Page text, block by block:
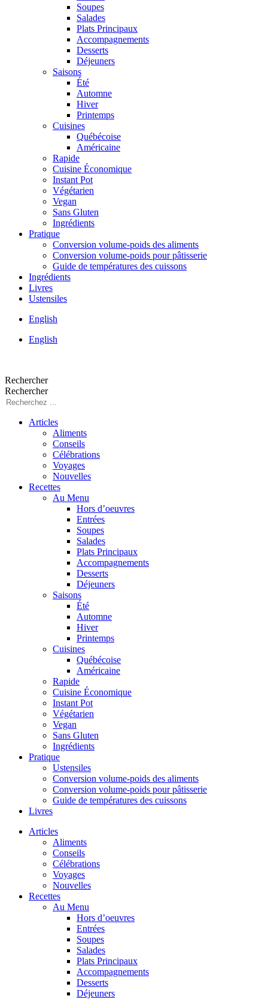
Soupes
Salades
Plats Principaux
Accompagnements
Desserts
Déjeuners
Saisons
Été
Automne
Hiver
Printemps
Cuisines
Québécoise
Américaine
Rapide
Cuisine Économique
Instant Pot
Végétarien
Vegan
Sans Gluten
Ingrédients
Pratique
Conversion volume-poids des aliments
Conversion volume-poids pour pâtisserie
Guide de températures des cuissons
Ingrédients
Livres
Ustensiles
English
English
Rechercher
Rechercher
Articles
Aliments
Conseils
Célébrations
Voyages
Nouvelles
Recettes
Au Menu
Hors d’oeuvres
Entrées
Soupes
Salades
Plats Principaux
Accompagnements
Desserts
Déjeuners
Saisons
Été
Automne
Hiver
Printemps
Cuisines
Québécoise
Américaine
Rapide
Cuisine Économique
Instant Pot
Végétarien
Vegan
Sans Gluten
Ingrédients
Pratique
Ustensiles
Conversion volume-poids des aliments
Conversion volume-poids pour pâtisserie
Guide de températures des cuissons
Livres
Articles
Aliments
Conseils
Célébrations
Voyages
Nouvelles
Recettes
Au Menu
Hors d’oeuvres
Entrées
Soupes
Salades
Plats Principaux
Accompagnements
Desserts
Déjeuners